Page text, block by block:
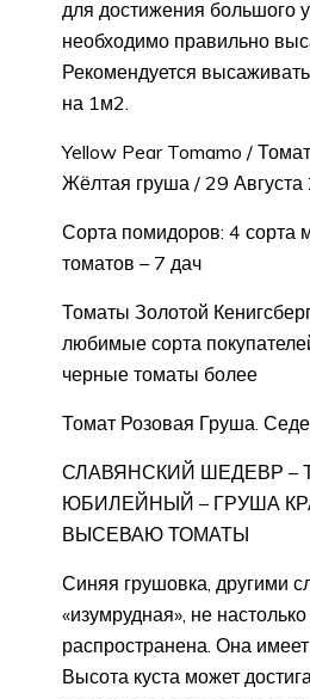
для достижения большого
необходимо правильно
Рекомендуется
на 1м2.
Yellow Pear Tomamo /
Жёлтая груша / 29
Сорта помидоров: 4 сорта
томатов – 7 дач
Томаты Золотой
любимые сорта
черные томаты более
Томат Розовая Груша.
СЛАВЯНСКИЙ ШЕДЕВР –
ЮБИЛЕЙНЫЙ – ГРУША
ВЫСЕВАЮ ТОМАТЫ
Синяя грушовка, другими
«изумрудная», не
распространена. Она
Высота куста может